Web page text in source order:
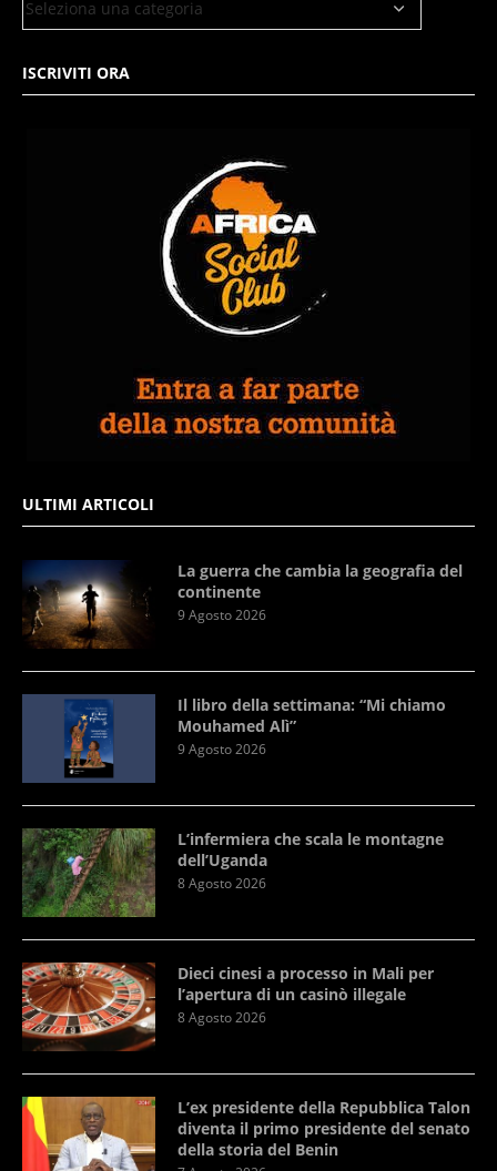
ISCRIVITI ORA
ULTIMI ARTICOLI
La guerra che cambia la geografia del
continente
9 Agosto 2026
Il libro della settimana: “Mi chiamo
Mouhamed Alì”
9 Agosto 2026
L’infermiera che scala le montagne
dell’Uganda
8 Agosto 2026
Dieci cinesi a processo in Mali per
l’apertura di un casinò illegale
8 Agosto 2026
L’ex presidente della Repubblica Talon
diventa il primo presidente del senato
della storia del Benin